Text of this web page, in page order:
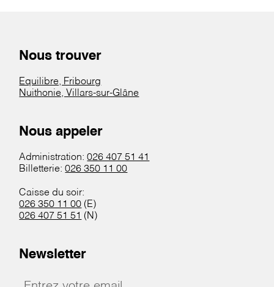
Nous trouver
Equilibre, Fribourg
Nuithonie, Villars-sur-Glâne
Nous appeler
Administration:026 407 51 41
Billetterie:026 350 11 00
Caisse du soir:
026 350 11 00 (E)
026 407 51 51 (N)
Newsletter